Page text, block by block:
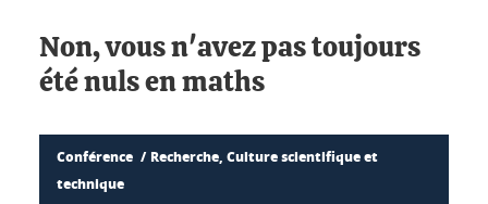
Non, vous n'avez pas toujours
été nuls en maths
Conférence
Recherche, Culture scientifique et
technique